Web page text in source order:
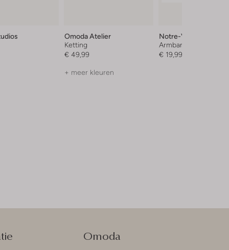
Omoda Atelier
Ketting
€ 49,99
+ meer kleuren
Notre-V
Armband
€ 19,99
Omoda